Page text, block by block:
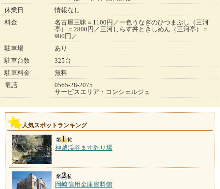
休業日
情報なし
料金
名古屋三昧＝1100円／一色うなぎのひつまぶし（三河
亭）＝2800円／三河しらす丼ときしめん（三河亭）＝
980円／
駐車場
あり
駐車台数
325台
駐車料金
無料
電話
0565-28-2075
サービスエリア・コンシェルジュ
人気スポットランキング
神越渓谷ます釣り場
岡崎信用金庫資料館